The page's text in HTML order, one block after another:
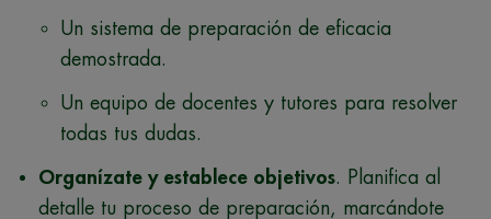
Un sistema de preparación de eficacia
demostrada.
Un equipo de docentes y tutores para resolver
todas tus dudas.
Organízate y establece objetivos. Planifica al
detalle tu proceso de preparación, marcándote